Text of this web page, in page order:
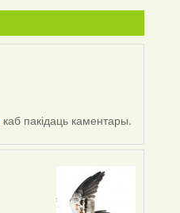
каб пакідаць каментары.